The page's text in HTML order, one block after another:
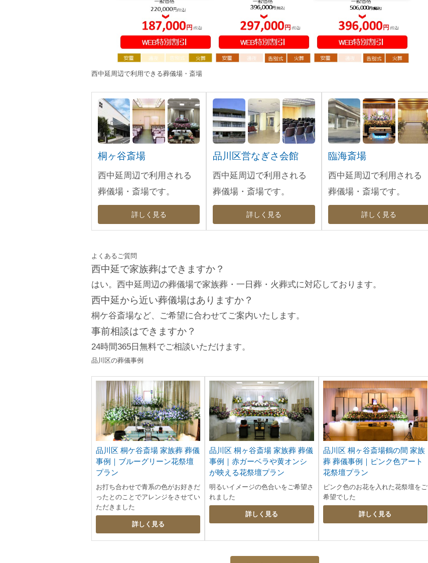
西中延周辺で利用できる葬儀場・斎場
桐ヶ谷斎場
西中延周辺で利用される
葬儀場・斎場です。
詳しく見る
品川区営なぎさ会館
西中延周辺で利用される
葬儀場・斎場です。
詳しく見る
臨海斎場
西中延周辺で利用される
葬儀場・斎場です。
詳しく見る
よくあるご質問
西中延で家族葬はできますか？
はい。西中延周辺の葬儀場で家族葬・一日葬・火葬式に対応しております。
西中延から近い葬儀場はありますか？
桐ケ谷斎場など、ご希望に合わせてご案内いたします。
事前相談はできますか？
24時間365日無料でご相談いただけます。
品川区の葬儀事例
品川区 桐ケ谷斎場 家族葬 葬儀
事例｜ブルーグリーン花祭壇
プラン
お打ち合わせで青系の色がお好きだ
ったとのことでアレンジをさせてい
ただきました
詳しく見る
品川区 桐ヶ谷斎場 家族葬 葬儀
事例｜赤ガーベラや黄オンシ
が映える花祭壇プラン
明るいイメージの色合いをご希望さ
れました
詳しく見る
品川区 桐ヶ谷斎場鶴の間 家族
葬 葬儀事例｜ピンク色アート
花祭壇プラン
ピンク色のお花を入れた花祭壇をご
希望でした
詳しく見る